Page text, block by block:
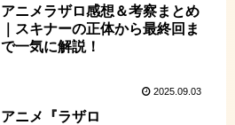
アニメラザロ感想＆考察まとめ
｜スキナーの正体から最終回ま
で一気に解説！
2025.09.03
アニメ『ラザロ